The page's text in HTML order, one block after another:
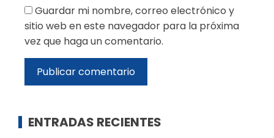
Guardar mi nombre, correo electrónico y
sitio web en este navegador para la próxima
vez que haga un comentario.
ENTRADAS RECIENTES